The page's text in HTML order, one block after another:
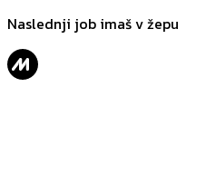
Naslednji job imaš v žepu